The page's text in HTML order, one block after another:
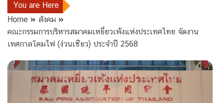
You are Here
Home
สังคม
คณะกรรมการบริหารสมาคมเหยี่ยวเพ้งแห่งประเทศไทย จัดงาน
เทศกาลโคมไฟ (ง่วนเซียว) ประจำปี 2568